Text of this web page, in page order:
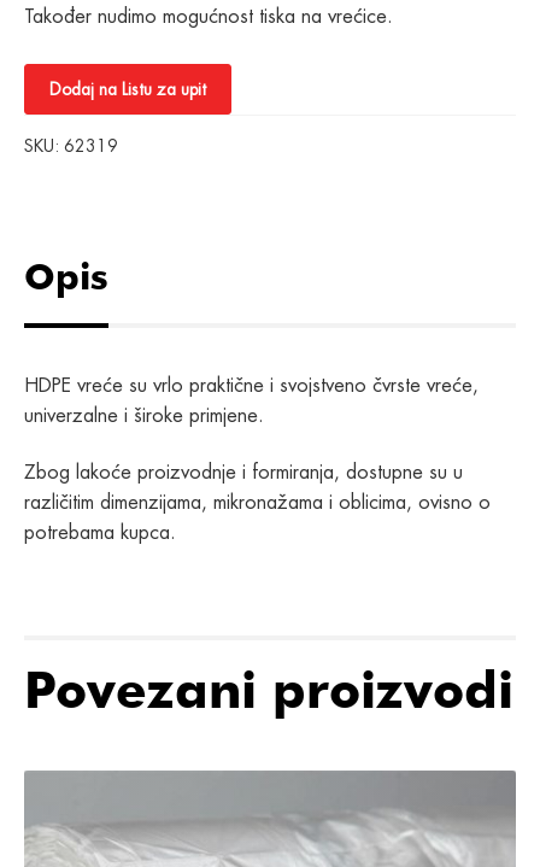
Također nudimo mogućnost tiska na vrećice.
Dodaj na Listu za upit
SKU: 62319
Opis
HDPE vreće su vrlo praktične i svojstveno čvrste vreće,
univerzalne i široke primjene.
Zbog lakoće proizvodnje i formiranja, dostupne su u
različitim dimenzijama, mikronažama i oblicima, ovisno o
potrebama kupca.
Povezani proizvodi